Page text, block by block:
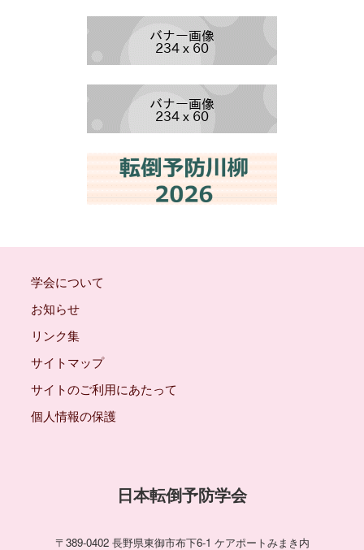
学会について
お知らせ
リンク集
サイトマップ
サイトのご利用にあたって
個人情報の保護
日本転倒予防学会
〒389-0402 長野県東御市布下6-1 ケアポートみまき内